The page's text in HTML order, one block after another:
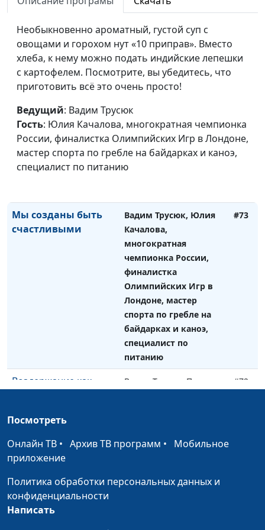
Необыкновенно ароматный, густой суп с
овощами и горохом нут «10 приправ». Вместо
хлеба, к нему можно подать индийские лепешки
с картофелем. Посмотрите, вы убедитесь, что
приготовить всё это очень просто!
Ведущий: Вадим Трусюк
Гость: Юлия Качалова, многократная чемпионка
России, финалистка Олимпийских Игр в Лондоне,
мастер спорта по гребле на байдарках и каноэ,
специалист по питанию
по гребле на байдарках
и каноэ, специалист по
питанию
Спорт и вера:
совместить
несовместимое?
Вадим Трусюк, Юлия
Качалова,
многократная
чемпионка России,
финалистка
Олимпийских Игр в
Лондоне, мастер спорта
по гребле на байдарках
#74
Мы созданы быть
счастливыми
Вадим Трусюк, Юлия
Качалова,
многократная
чемпионка России,
финалистка
Олимпийских Игр в
Лондоне, мастер
спорта по гребле на
байдарках и каноэ,
специалист по
питанию
#73
Воздержание как
Вадим Трусюк, Павел
России по баскетболу
#72
Искусство общения с
людьми
священнослужитель,
Посмотреть
Онлайн ТВ • Архив ТВ программ • Мобильное
приложение
Политика обработки персональных данных и
конфиденциальности
Написать